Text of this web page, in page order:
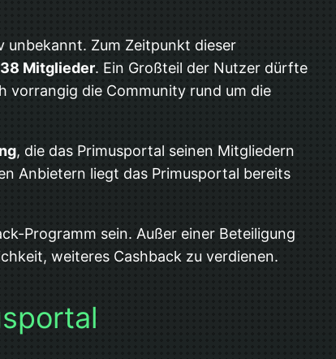
unbekannt. Zum Zeitpunkt dieser
Mitglieder. Ein Großteil der Nutzer dürfte
vorrangig die Community rund um die
, die das Primusportal seinen Mitgliedern
Anbietern liegt das Primusportal bereits
Programm sein. Außer einer Beteiligung
weiteres Cashback zu verdienen.